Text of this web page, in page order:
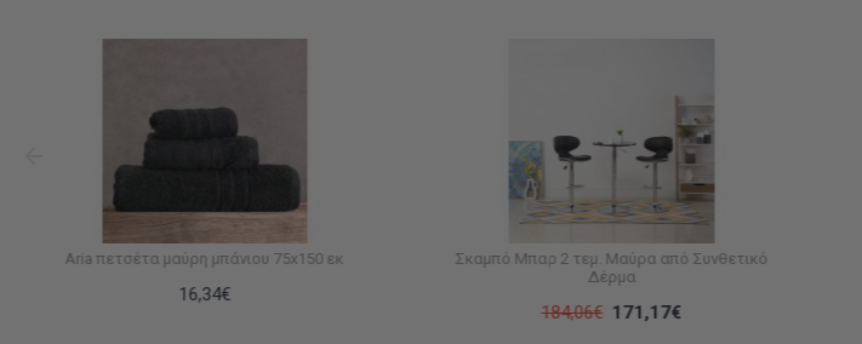
Aria πετσέτα μαύρη μπάνιου 75x150 εκ
16,34€
Σκαμπό Μπαρ 2 τεμ. Μαύρα από Συνθετικό
Δέρμα
184,06€ 171,17€